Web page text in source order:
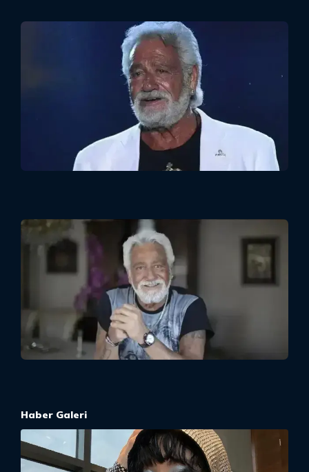
Haber Galeri